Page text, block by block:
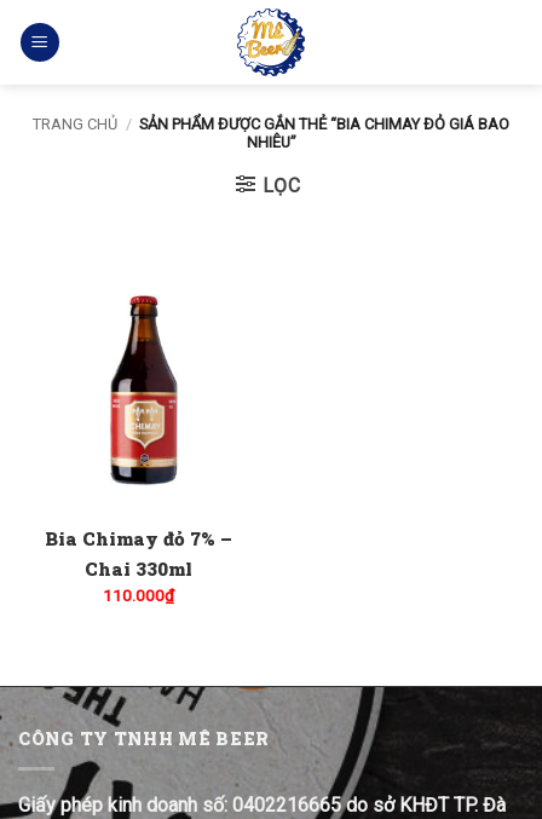
qua
TRANG CHỦ / SẢN PHẨM ĐƯỢC GẮN THẺ “BIA CHIMAY ĐỎ GIÁ BAO
NHIÊU”
LỌC
Bia Chimay đỏ 7% –
Chai 330ml
110.000₫
CÔNG TY TNHH MÊ BEER
Giấy phép kinh doanh số: 0402216665 do sở KHĐT TP. Đà